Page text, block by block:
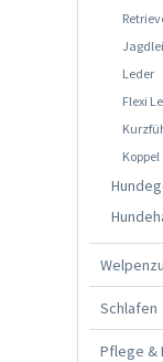
Leder
Flexi
Koppel
Schlafen
Pflege &